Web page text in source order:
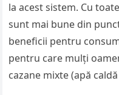
la acest sistem. Cu
sunt mai bune din
beneficii pentru
pentru care mulți
cazane mixte (apă